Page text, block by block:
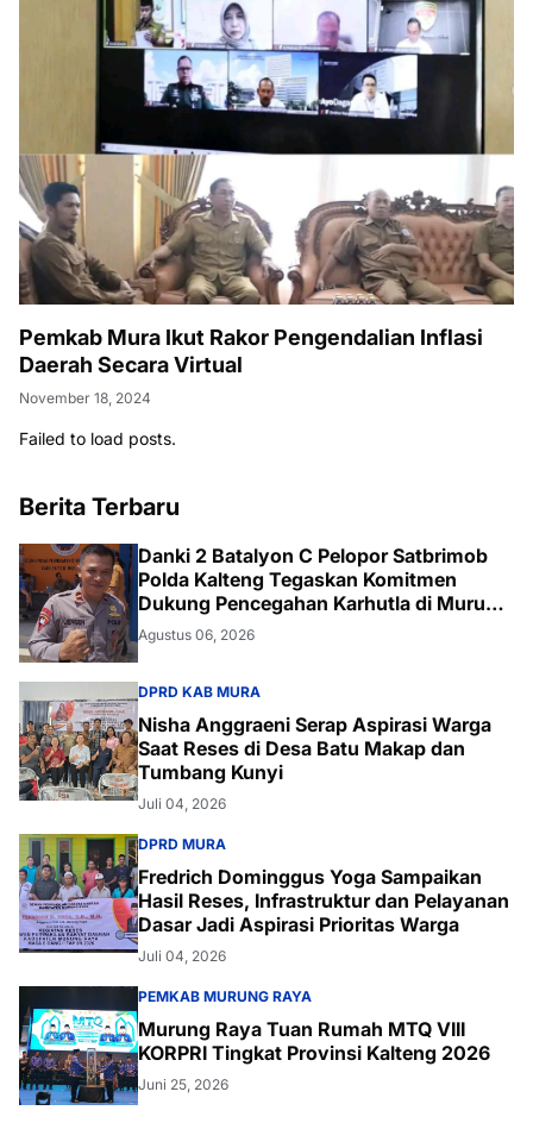
Pemkab Mura Ikut Rakor Pengendalian Inflasi
Daerah Secara Virtual
November 18, 2024
Failed to load posts.
Berita Terbaru
Danki 2 Batalyon C Pelopor Satbrimob
Polda Kalteng Tegaskan Komitmen
Dukung Pencegahan Karhutla di Murung
Raya
Agustus 06, 2026
DPRD KAB MURA
Nisha Anggraeni Serap Aspirasi Warga
Saat Reses di Desa Batu Makap dan
Tumbang Kunyi
Juli 04, 2026
DPRD MURA
Fredrich Dominggus Yoga Sampaikan
Hasil Reses, Infrastruktur dan Pelayanan
Dasar Jadi Aspirasi Prioritas Warga
Juli 04, 2026
PEMKAB MURUNG RAYA
Murung Raya Tuan Rumah MTQ VIII
KORPRI Tingkat Provinsi Kalteng 2026
Juni 25, 2026